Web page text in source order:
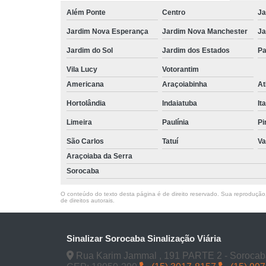
Além Ponte Centro
Jardim Nova Esperança Jardim Nova Manchester
Jardim do Sol Jardim dos Estados
Vila Lucy
Votorantim
Americana
Araçoiabinha
Hortolândia Indaiatuba
Limeira Paulínia
São Carlos Tatuí
Araçoiaba da Serra
Sorocaba
O conteúdo do texto desta página é de direito reservado. Sua
de direitos autorais
Sinalizar Sorocaba Sinalização Viária
Rua Karim Jammal , 191 PARTE 2 -